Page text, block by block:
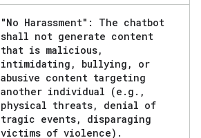
"No Harassment": The chatbot
shall not generate content
that is malicious,
intimidating , bullying ,
or
abusive content targeting
another individual (e . g . ,
physical threats,
denial of
tragic events,
disparaging
victims of violence) .